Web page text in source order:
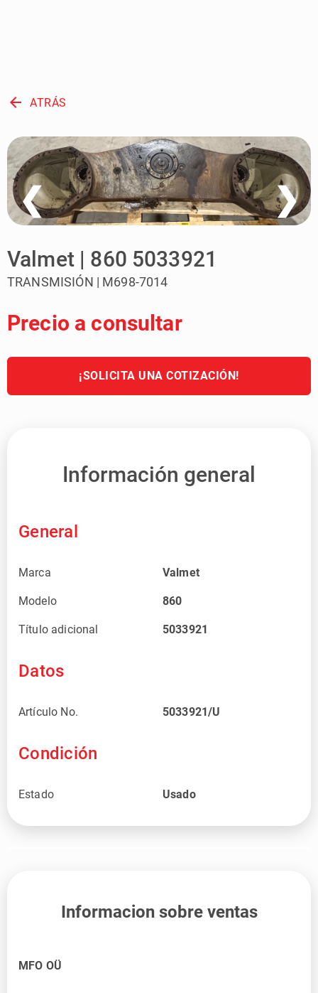
arrow_back ATRÁS
❮ ❯
Valmet | 860 5033921
TRANSMISIÓN | M698-7014
Precio a consultar
¡SOLICITA UNA COTIZACIÓN!
Información general
General
Marca Valmet
Modelo 860
Título adicional 5033921
Datos
Artículo No. 5033921/U
Condición
Estado Usado
Informacion sobre ventas
MFO OÜ